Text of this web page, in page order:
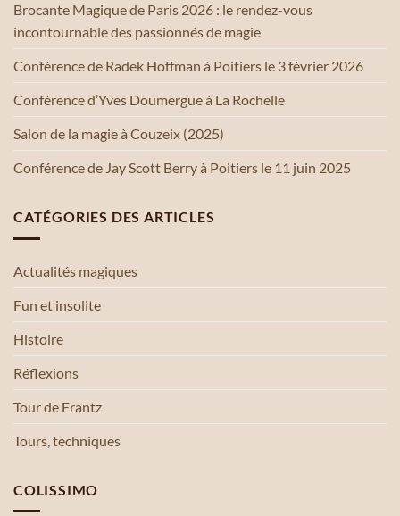
Brocante Magique de Paris 2026 : le rendez-vous
incontournable des passionnés de magie
Conférence de Radek Hoffman à Poitiers le 3 février 2026
Conférence d’Yves Doumergue à La Rochelle
Salon de la magie à Couzeix (2025)
Conférence de Jay Scott Berry à Poitiers le 11 juin 2025
CATÉGORIES DES ARTICLES
Actualités magiques
Fun et insolite
Histoire
Réflexions
Tour de Frantz
Tours, techniques
COLISSIMO